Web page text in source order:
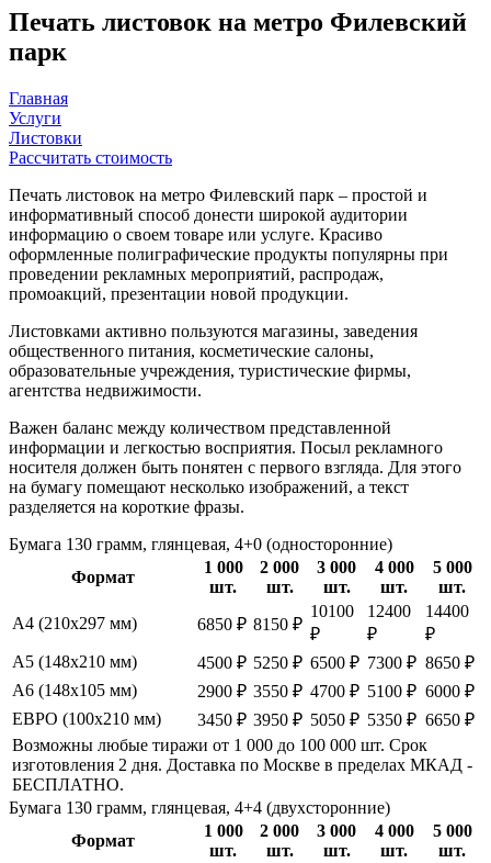
Печать листовок на метро Филевский
парк
Главная
Услуги
Листовки
Рассчитать стоимость
Печать листовок на метро Филевский парк – простой и
информативный способ донести широкой аудитории
информацию о своем товаре или услуге. Красиво
оформленные полиграфические продукты популярны при
проведении рекламных мероприятий, распродаж,
промоакций, презентации новой продукции.
Листовками активно пользуются магазины, заведения
общественного питания, косметические салоны,
образовательные учреждения, туристические фирмы,
агентства недвижимости.
Важен баланс между количеством представленной
информации и легкостью восприятия. Посыл рекламного
носителя должен быть понятен с первого взгляда. Для этого
на бумагу помещают несколько изображений, а текст
разделяется на короткие фразы.
Бумага 130 грамм, глянцевая, 4+0 (односторонние)
Формат
1 000
шт.
2 000
шт.
3 000
шт.
4 000
шт.
5 000
шт.
А4 (210х297 мм)
6850 ₽ 8150 ₽
10100
₽
12400
₽
14400
₽
А5 (148х210 мм)
4500 ₽ 5250 ₽ 6500 ₽ 7300 ₽ 8650 ₽
А6 (148х105 мм)
2900 ₽ 3550 ₽ 4700 ₽ 5100 ₽ 6000 ₽
ЕВРО (100х210 мм)
3450 ₽ 3950 ₽ 5050 ₽ 5350 ₽ 6650 ₽
Возможны любые тиражи от 1 000 до 100 000 шт. Срок
изготовления 2 дня. Доставка по Москве в пределах МКАД -
БЕСПЛАТНО.
Бумага 130 грамм, глянцевая, 4+4 (двухсторонние)
Формат
1 000
шт.
2 000
шт.
3 000
шт.
4 000
шт.
5 000
шт.